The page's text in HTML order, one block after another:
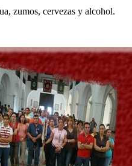
zumos, cervezas y alcohol.